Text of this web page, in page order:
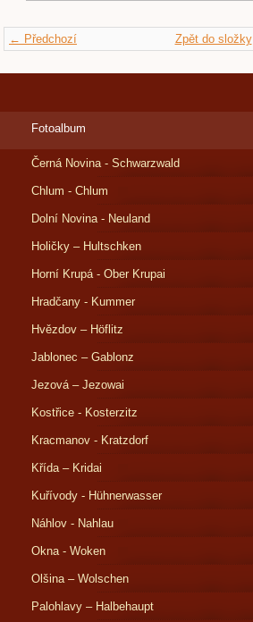
← Předchozí Zpět do složky
Fotoalbum
Černá Novina - Schwarzwald
Chlum - Chlum
Dolní Novina - Neuland
Holičky – Hultschken
Horní Krupá - Ober Krupai
Hradčany - Kummer
Hvězdov – Höflitz
Jablonec – Gablonz
Jezová – Jezowai
Kostřice - Kosterzitz
Kracmanov - Kratzdorf
Křída – Kridai
Kuřívody - Hühnerwasser
Náhlov - Nahlau
Okna - Woken
Olšina – Wolschen
Palohlavy – Halbehaupt